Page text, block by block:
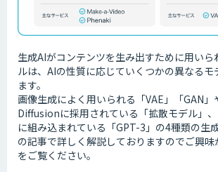
生成AIがコンテンツを生み出すために用い
ルは、AIの性質に応じていくつかの異なるモ
ます。
画像生成によく用いられる「VAE」「GAN
Diffusionに採用されている「拡散モデル」
に組み込まれている「GPT-3」の4種類の生
の記事で詳しく解説しておりますのでご興味
をご覧ください。